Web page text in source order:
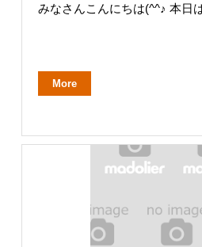
みなさんこんにちは(^^♪ 本日
More